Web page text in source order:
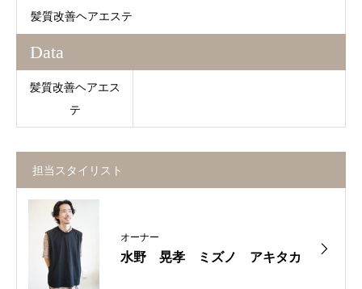
髪質改善ヘアエステ
Data
髪質改善ヘアエス
テ
担当スタイリスト
オーナー
水野 晃孝 ミズノ アキタカ